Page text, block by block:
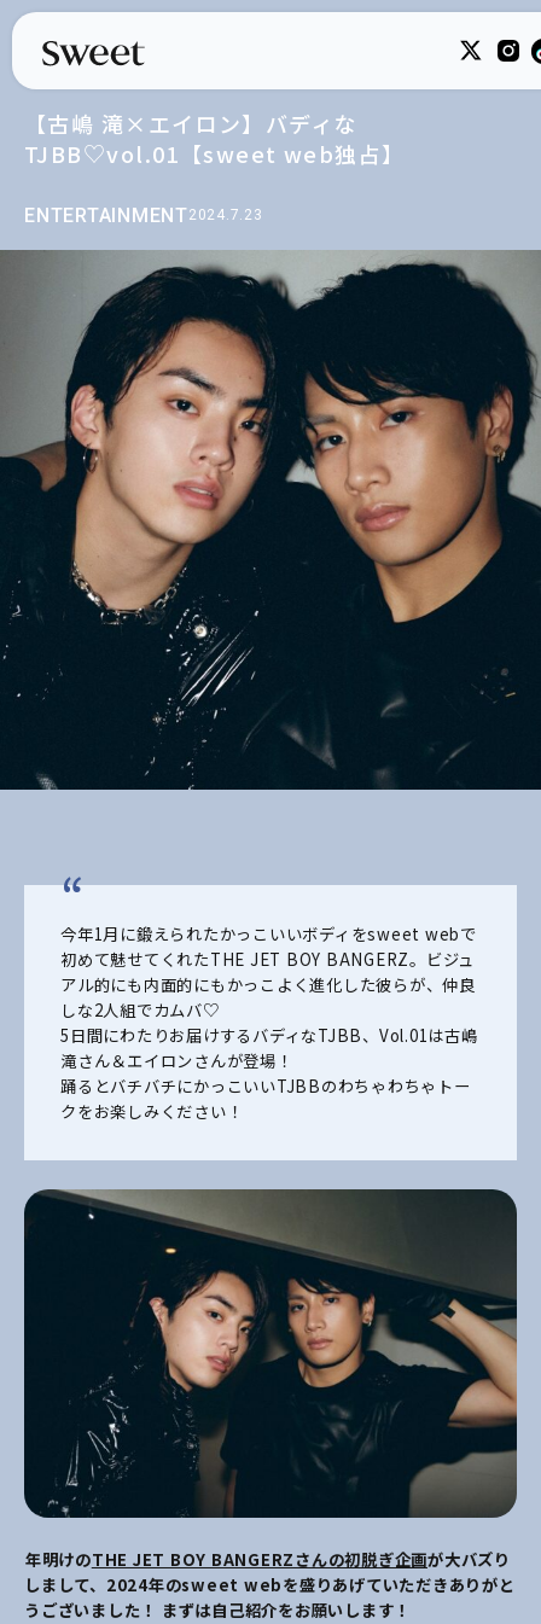
ENTERTAINMENT2024.7.23
【古嶋 滝×エイロン】バディな
TJBB♡vol.01【sweet web独占】
今年1月に鍛えられたかっこいいボディをsweet webで
初めて魅せてくれたTHE JET BOY BANGERZ。ビジュ
アル的にも内面的にもかっこよく進化した彼らが、仲良
しな2人組でカムバ♡
5日間にわたりお届けするバディなTJBB、Vol.01は古嶋
滝さん＆エイロンさんが登場！
踊るとバチバチにかっこいいTJBBのわちゃわちゃトー
クをお楽しみください！
――年明けのTHE JET BOY BANGERZさんの初脱ぎ企画が大バズり
しまして、2024年のsweet webを盛りあげていただきありがと
うございました！ まずは自己紹介をお願いします！